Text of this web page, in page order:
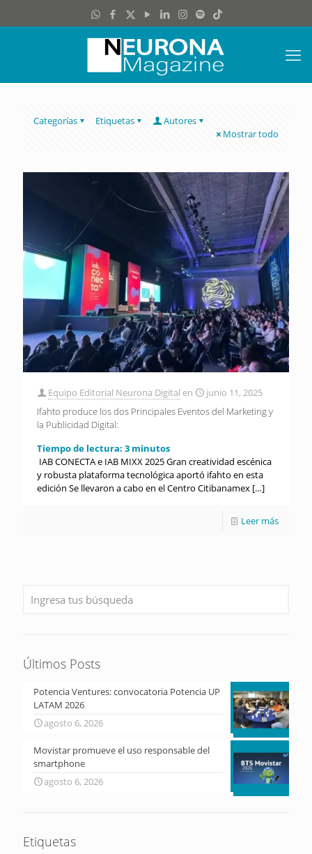
Categorías Etiquetas
Autores
Mostrar todo
Equipo Editorial Neurona Digital en
junio 11, 2025
Ifahto produce los dos Principales Eventos del Marketing y
la Publicidad Digital:
Tiempo de lectura: 3 minutos
IAB CONECTA e IAB MIXX 2025 Gran creatividad escénica
y robusta plataforma tecnológica aportó ifahto en esta
edición Se llevaron a cabo en el Centro Citibanamex […]
Leer más
Últimos Posts
Potencia Ventures: convocatoria Potencia UP
LATAM 2026
agosto 6, 2026
Movistar promueve el uso responsable del
smartphone
agosto 6, 2026
Etiquetas